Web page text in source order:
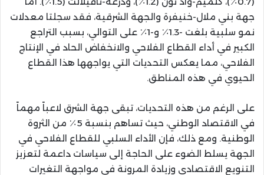
جهة بني ملال-خنيفرة والجهة الشرقية، فقد سجلتا معدلات
نمو سلبية بلغت -1.3٪ و-1٪ على التوالي، بسبب التراجع
الكبير في أداء القطاع الفلاحي والانخفاض الحاد في الإنتاج
الفلاحي، مما يعكس التحديات التي يواجهها هذا القطاع
الحيوي في هذه المناطق.
على الرغم من هذه التحديات، تبقى جهة الشرق لاعباً مهماً
في الاقتصاد الوطني، حيث تساهم بنسبة 5٪ من الثروة
الوطنية. ومع ذلك، فإن الأداء السلبي للقطاع الفلاحي في
الجهة يسلط الضوء على الحاجة إلى سياسات داعمة لتعزيز
التنويع الاقتصادي وزيادة المرونة في مواجهة التغيرات